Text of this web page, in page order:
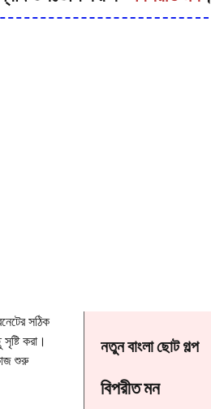
সঠিক
করা।
শুরু
নতুন বাংলা ছোট গল্প
বিপরীত মন